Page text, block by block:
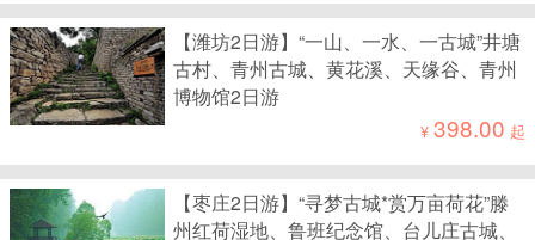
【潍坊2日游】“一山、一水、一古城”井塘
古村、青州古城、黄花溪、天缘谷、青州
博物馆2日游
¥398.00 起
【枣庄2日游】“寻梦古城*赏万亩荷花”滕
州红荷湿地、鲁班纪念馆、台儿庄古城、